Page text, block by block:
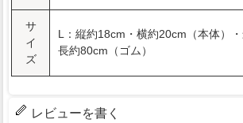
サ
イ
ズ
L：縦約18cm・横約20cm（本体）
長約80cm（ゴム）
レビューを書く